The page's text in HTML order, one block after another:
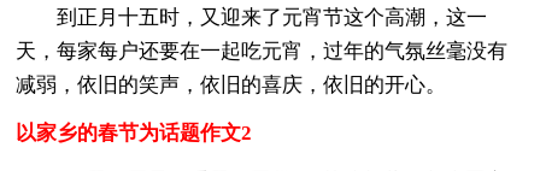
到正月十五时，又迎来了元宵节这个高潮，这一
天，每家每户还要在一起吃元宵，过年的气氛丝毫没有
减弱，依旧的笑声，依旧的喜庆，依旧的开心。
以家乡的春节为话题作文2